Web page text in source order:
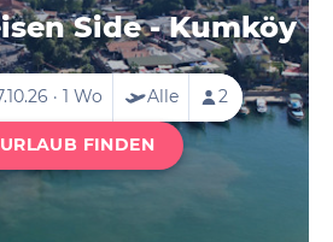
Side - Kumköy